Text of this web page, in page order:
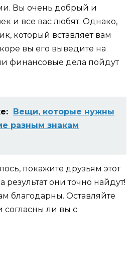
Вы очень добрый и
и все вас любят. Однако,
который вставляет вам
вы его выведите на
финансовые дела пойдут
Вещи, которые нужны
разным знакам
покажите друзьям этот
результат они точно найдут!
благодарны. Оставляйте
ли вы с